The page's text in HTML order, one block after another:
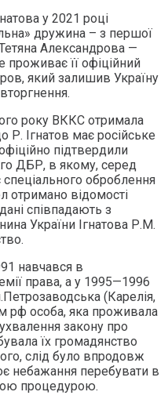
у 2021 році
дружина – з першої
Александрова —
проживає її офіційний
який залишив Україну
року ВККС отримала
Р. Ігнатов має російське
підтвердили
ДБР, в якому, серед
спеціального оброблення
отримано відомості
співпадають з
України Ігнатова Р.М.
навчався в
права, а у 1995—1996
(Карелія,
рф особа, яка проживала
закону про
їх громадянство
слід було впродовж
небажання перебувати в
процедурою.